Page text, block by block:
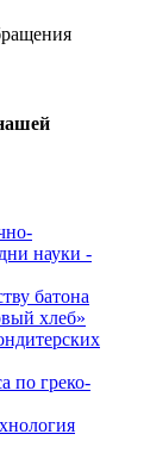
науки -
батона
хлеб»
по греко-